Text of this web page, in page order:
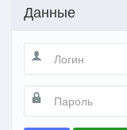
Данные